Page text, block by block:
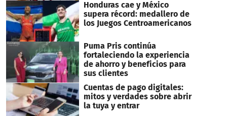
Honduras cae y México
supera récord: medallero de
los Juegos Centroamericanos
Puma Pris continúa
fortaleciendo la experiencia
de ahorro y beneficios para
sus clientes
Cuentas de pago digitales:
mitos y verdades sobre abrir
la tuya y entrar